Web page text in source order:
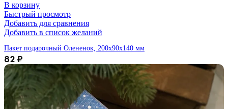
В корзину
Быстрый просмотр
Добавить для сравнения
Добавить в список желаний
Пакет подарочный Олененок, 200х90х140 мм
82 ₽